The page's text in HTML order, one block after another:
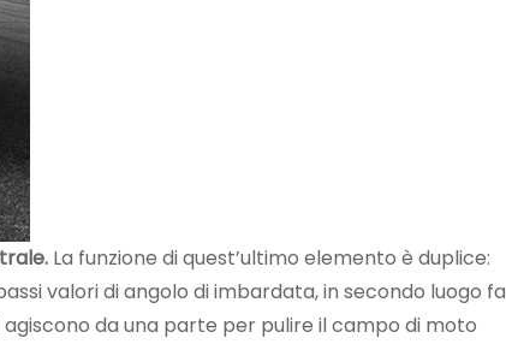
La funzione di quest’ultimo elemento è duplice:
valori di angolo di imbardata, in secondo luogo fa
da una parte per pulire il campo di moto